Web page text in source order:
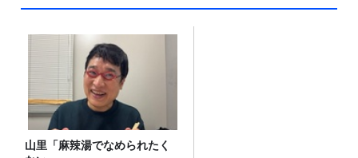
山里「麻辣湯でなめられたく